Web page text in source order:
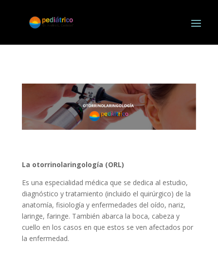
La otorrinolaringología (ORL)
Es una especialidad médica que se dedica al estudio,
diagnóstico y tratamiento (incluido el quirúrgico) de la
anatomía, fisiología y enfermedades del oído, nariz,
laringe, faringe. También abarca la boca, cabeza y
cuello en los casos en que estos se ven afectados por
la enfermedad.